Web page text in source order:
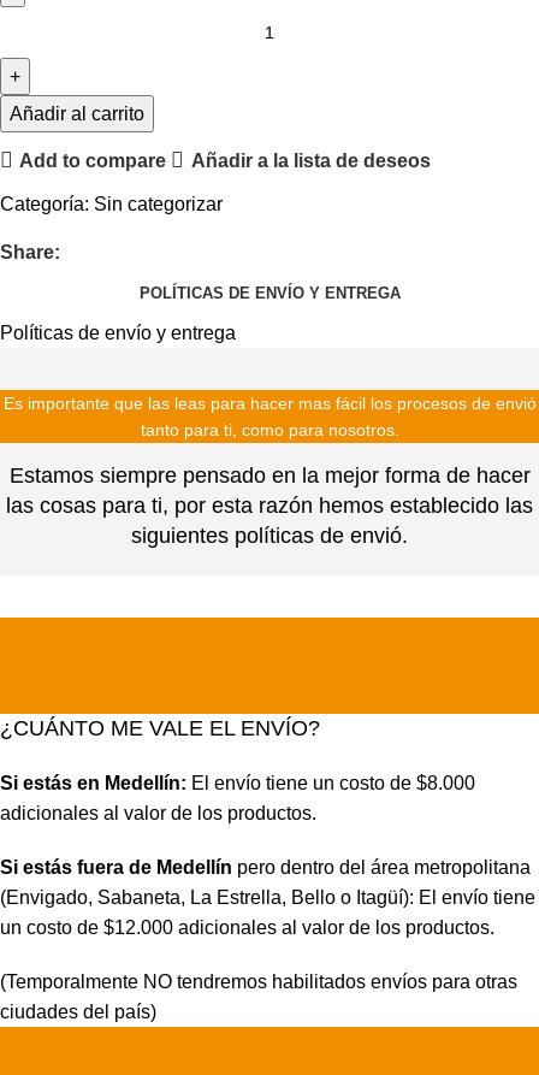
Añadir al carrito
Add to compare Añadir a la lista de deseos
Categoría: Sin categorizar
Share:
POLÍTICAS DE ENVÍO Y ENTREGA
Políticas de envío y entrega
Es importante que las leas para hacer mas fácil los procesos de envió
tanto para ti, como para nosotros.
Estamos siempre pensado en la mejor forma de hacer
las cosas para ti, por esta razón hemos establecido las
siguientes políticas de envió.
¿CUÁNTO ME VALE EL ENVÍO?
Si estás en Medellín: El envío tiene un costo de $8.000
adicionales al valor de los productos.
Si estás fuera de Medellín pero dentro del área metropolitana
(Envigado, Sabaneta, La Estrella, Bello o Itagüí): El envío tiene
un costo de $12.000 adicionales al valor de los productos.
(Temporalmente NO tendremos habilitados envíos para otras
ciudades del país)